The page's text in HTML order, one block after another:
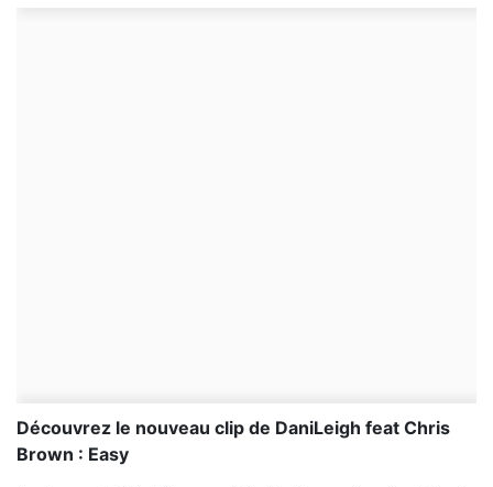
Découvrez le nouveau clip de DaniLeigh feat Chris
Brown : Easy